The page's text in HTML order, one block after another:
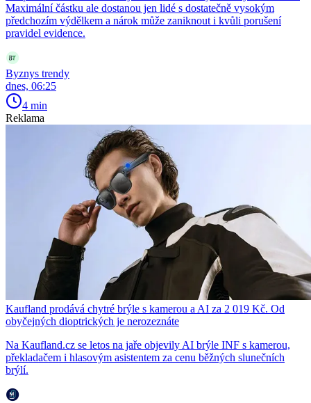
Maximální částku ale dostanou jen lidé s dostatečně vysokým
předchozím výdělkem a nárok může zaniknout i kvůli porušení
pravidel evidence.
Byznys trendy
dnes, 06:25
4 min
Reklama
Kaufland prodává chytré brýle s kamerou a AI za 2 019 Kč. Od
obyčejných dioptrických je nerozeznáte
Na Kaufland.cz se letos na jaře objevily AI brýle INF s kamerou,
překladačem i hlasovým asistentem za cenu běžných slunečních
brýlí.